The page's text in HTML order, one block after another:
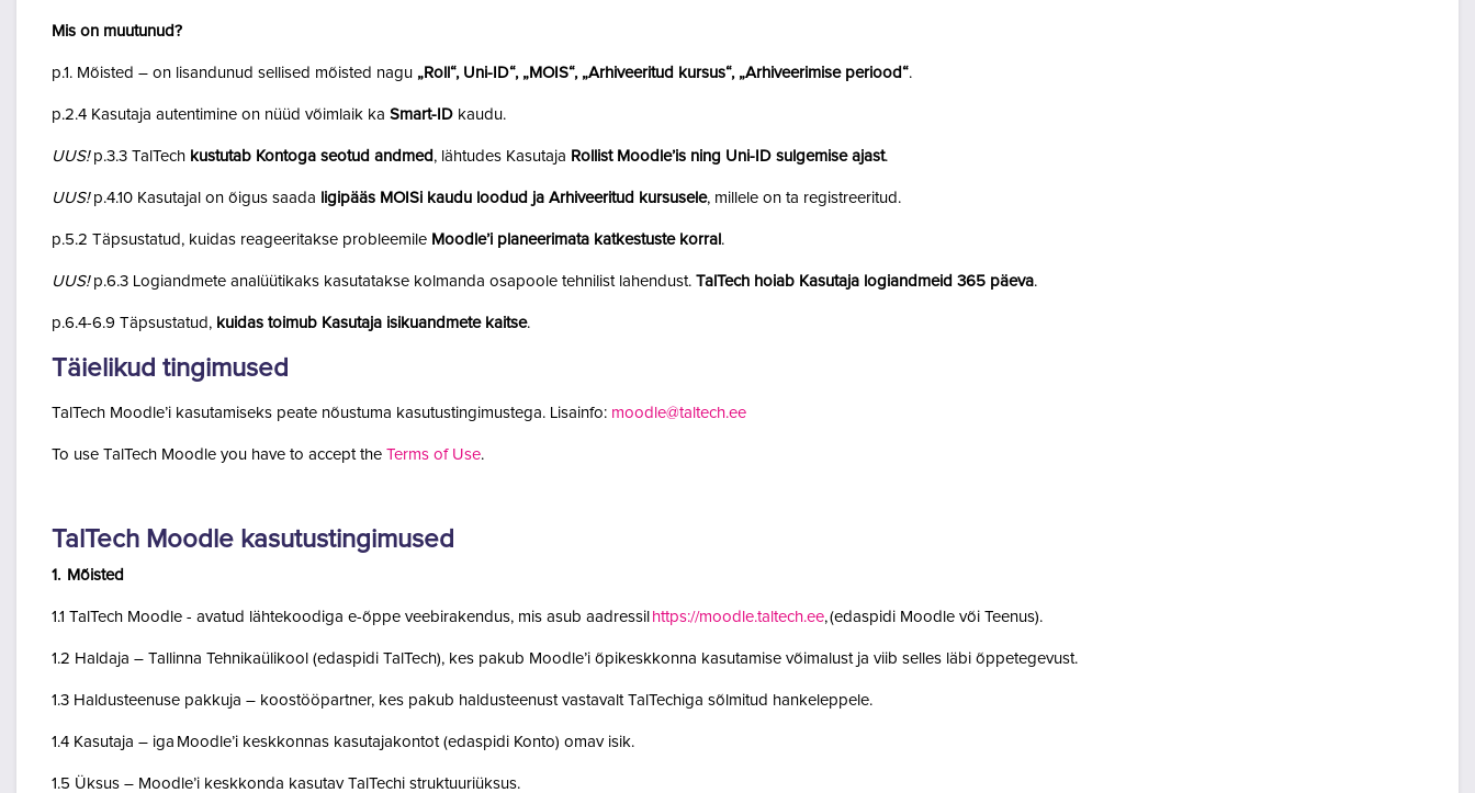
Mis on muutunud?
p.1. Mõisted – on lisandunud sellised mõisted nagu „Roll“, Uni-ID“, „MOIS“, „Arhiveeritud kursus“, „Arhiveerimise periood“.
p.2.4 Kasutaja autentimine on nüüd võimlaik ka Smart-ID kaudu.
UUS!p.3.3 TalTech kustutab Kontoga seotud andmed , lähtudes Kasutaja Rollist Moodle’is ning Uni-ID sulgemise ajast.
UUS!p.4.10 Kasutajal on õigus saada ligipääs MOISi kaudu loodud ja Arhiveeritud kursusele, millele on ta registreeritud.
p.5.2 Täpsustatud, kuidas reageeritakse probleemile Moodle’i planeerimata katkestuste korral .
UUS!p.6.3 Logiandmete analüütikaks kasutatakse kolmanda osapoole tehnilist lahendust. TalTech hoiab Kasutaja logiandmeid 365 päeva.
p.6.4-6.9 Täpsustatud, kuidas toimub Kasutaja isikuandmete kaitse.
Täielikud tingimused
TalTech Moodle’i kasutamiseks peate nõustuma kasutustingimustega. Lisainfo: moodle@taltech.ee
To use TalTech Moodle you have to accept the Terms of Use.
TalTech Moodle kasutustingimused
1. Mõisted
1.1 TalTech Moodle - avatud lähtekoodiga e-õppe veebirakendus, mis asub aadressil https://moodle.taltech.ee, (edaspidi Moodle või Teenus).
1.2 Haldaja – Tallinna Tehnikaülikool (edaspidi TalTech), kes pakub Moodle’i õpikeskkonna kasutamise võimalust ja viib selles läbi õppetegevust.
1.3 Haldusteenuse pakkuja – koostööpartner, kes pakub haldusteenust vastavalt TalTechiga sõlmitud hankeleppele.
1.4 Kasutaja – iga Moodle’i keskkonnas kasutajakontot (edaspidi Konto) omav isik.
1.5 Üksus – Moodle’i keskkonda kasutav TalTechi struktuuriüksus.